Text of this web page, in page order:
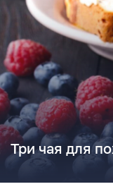
Три чая для